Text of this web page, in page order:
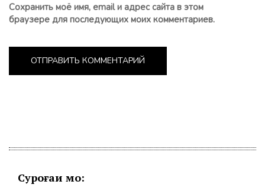
Сохранить моё имя, email и адрес сайта в этом
браузере для последующих моих комментариев.
Суроғаи мо: